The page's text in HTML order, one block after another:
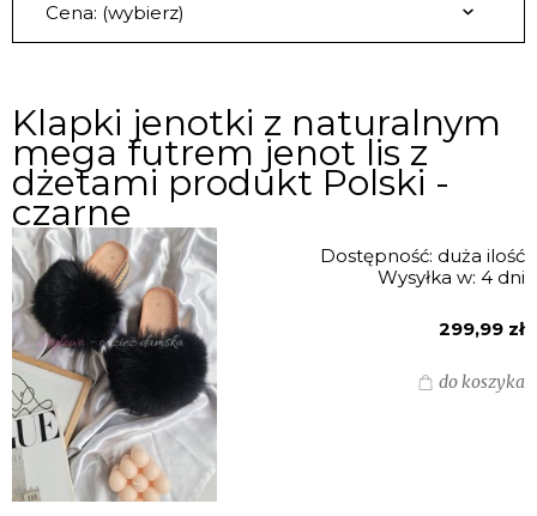
Cena: (wybierz)
Klapki jenotki z naturalnym
mega futrem jenot lis z
dżetami produkt Polski -
czarne
Dostępność: duża ilość
Wysyłka w: 4 dni
299,99 zł
do koszyka